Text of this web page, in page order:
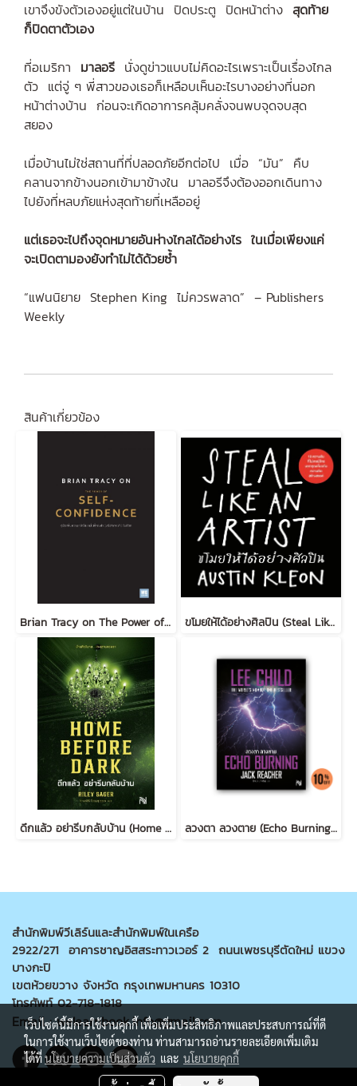
เขาจึงขังตัวเองอยู่แต่ในบ้าน ปิดประตู ปิดหน้าต่าง สุดท้าย
ก็ปิดตาตัวเอง
ที่อเมริกา มาลอรี นั่งดูข่าวแบบไม่คิดอะไรเพราะเป็นเรื่องไกล
ตัว แต่จู่ ๆ พี่สาวของเธอก็เหลือบเห็นอะไรบางอย่างที่นอก
หน้าต่างบ้าน ก่อนจะเกิดอาการคลุ้มคลั่งจนพบจุดจบสุด
สยอง
เมื่อบ้านไม่ใช่สถานที่ที่ปลอดภัยอีกต่อไป เมื่อ “มัน” คืบ
คลานจากข้างนอกเข้ามาข้างใน มาลอรีจึงต้องออกเดินทาง
ไปยังที่หลบภัยแห่งสุดท้ายที่เหลืออยู่
แต่เธอจะไปถึงจุดหมายอันห่างไกลได้อย่างไร ในเมื่อเพียงแค่
จะเปิดตามองยังทำไม่ได้ด้วยซ้ำ
“แฟนนิยาย Stephen King ไม่ควรพลาด” – Publishers
Weekly
สินค้าเกี่ยวข้อง
Brian Tracy on The Power of Self-Confidence ขโมยให้ได้อย่างศิลปิน (Steal Like an Artist) (ฉบับปรับปรุง)
ดึกแล้ว อย่ารีบกลับบ้าน (Home Before Dark) ลวงตา ลวงตาย (Echo Burning) [ฉบับปรับปรุง] #5
สำนักพิมพ์วีเลิร์นและสำนักพิมพ์ในเครือ
2922/271 อาคารชาญอิสสระทาวเวอร์ 2 ถนนเพชรบุรีตัดใหม่ แขวง
บางกะปิ
เขตห้วยขวาง จังหวัด กรุงเทพมหานคร 10310
โทรศัพท์ 02-718-1818
Email : welearnbook.info@gmail.com
เว็บไซต์นี้มีการใช้งานคุกกี้ เพื่อเพิ่มประสิทธิภาพและประสบการณ์ที่ดี
ในการใช้งานเว็บไซต์ของท่าน ท่านสามารถอ่านรายละเอียดเพิ่มเติม
ได้ที่นโยบายความเป็นส่วนตัว และ นโยบายคุกกี้